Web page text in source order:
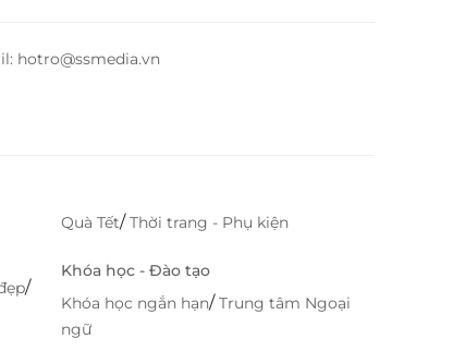
hotro@ssmedia.vn
/
Quà Tết/Thời trang - Phụ kiện
Khóa học - Đào tạo
Khóa học ngắn hạn/Trung tâm Ngoại
ngữ